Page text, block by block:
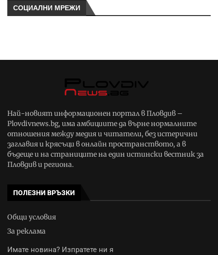
СОЦИАЛНИ МРЕЖИ
Най-новият информационен портал в Пловдив –
Plovdivnews.bg, има амбициите да върне нормалните
отношения между медия и читатели, без истерични
заглавия и крясъци в онлайн пространството, а в
бъдеще и на страниците на един истински вестник за
Пловдив и региона.
ПОЛЕЗНИ ВРЪЗКИ
Общи условия
За реклама
Имате новина? Изпратете ни я